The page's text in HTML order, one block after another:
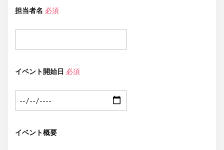
担当者名 必須
イベント開始日 必須
イベント概要